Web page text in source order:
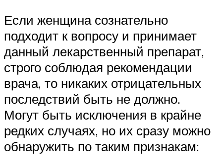
Если женщина сознательно
подходит к вопросу и принимает
данный лекарственный препарат,
строго соблюдая рекомендации
врача, то никаких отрицательных
последствий быть не должно.
Могут быть исключения в крайне
редких случаях, но их сразу можно
обнаружить по таким признакам: